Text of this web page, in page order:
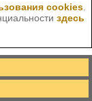
cookies.
здесь